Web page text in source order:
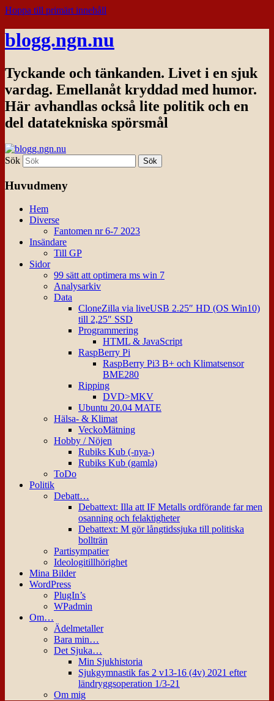
Hoppa till primärt innehåll
blogg.ngn.nu
Tyckande och tänkanden. Livet i en sjuk
vardag. Emellanåt kryddad med humor.
Här avhandlas också lite politik och en
del datatekniska spörsmål
Sök
Huvudmeny
Hem
Diverse
Fantomen nr 6-7 2023
Insändare
Till GP
Sidor
99 sätt att optimera ms win 7
Analysarkiv
Data
CloneZilla via liveUSB 2.25″ HD (OS Win10)
till 2,25″ SSD
Programmering
HTML & JavaScript
RaspBerry Pi
RaspBerry Pi3 B+ och Klimatsensor
BME280
Ripping
DVD>MKV
Ubuntu 20.04 MATE
Hälsa- & Klimat
VeckoMätning
Hobby / Nöjen
Rubiks Kub (-nya-)
Rubiks Kub (gamla)
ToDo
Politik
Debatt…
Debattext: Illa att IF Metalls ordförande far men
osanning och felaktigheter
Debattext: M gör långtidssjuka till politiska
bollträn
Partisympatier
Ideologitillhörighet
Mina Bilder
WordPress
PlugIn’s
WPadmin
Om…
Ädelmetaller
Bara min…
Det Sjuka…
Min Sjukhistoria
Sjukgymnastik fas 2 v13-16 (4v) 2021 efter
ländryggsoperation 1/3-21
Om mig